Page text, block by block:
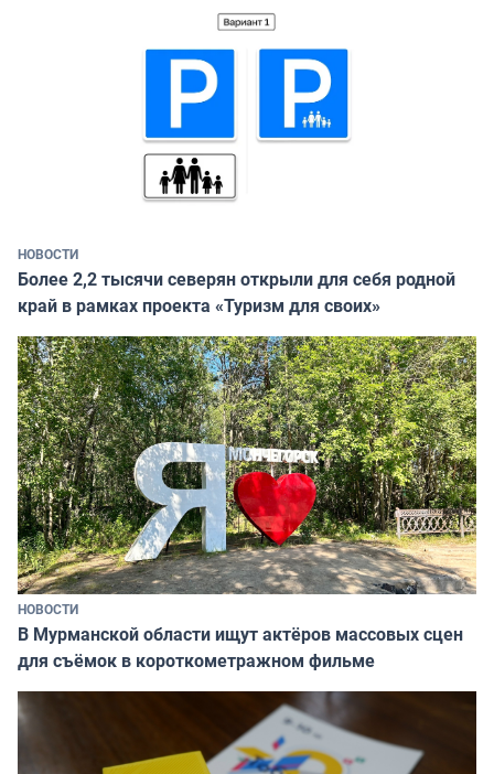
НОВОСТИ
Более 2,2 тысячи северян открыли для себя родной
край в рамках проекта «Туризм для своих»
НОВОСТИ
В Мурманской области ищут актёров массовых сцен
для съёмок в короткометражном фильме